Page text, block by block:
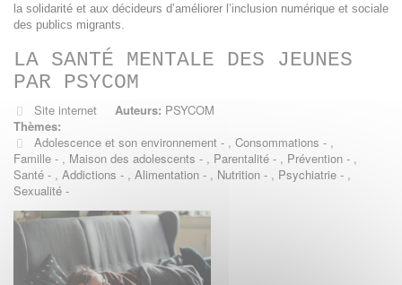
la solidarité et aux décideurs d’améliorer l’inclusion numérique et sociale
des publics migrants.
LA SANTÉ MENTALE DES JEUNES
PAR PSYCOM
Site internet Auteurs: PSYCOM
Thèmes:
Adolescence et son environnement
, Consommations
,
Famille
, Maison des adolescents , Parentalité , Prévention
,
Santé
, Addictions , Alimentation , Nutrition , Psychiatrie
,
Sexualité